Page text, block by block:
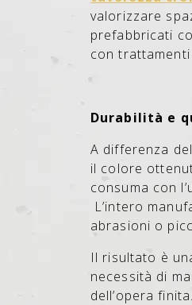
valorizzare
prefabbricati
con
Durabilità e
A differenza
il colore
consuma con
L’intero
abrasioni o
Il risultato è
necessità di
dell’opera finita.